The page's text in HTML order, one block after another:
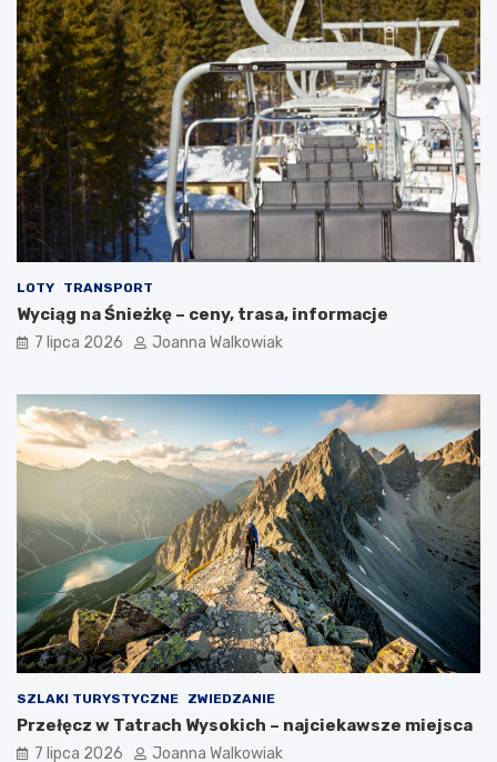
LOTY TRANSPORT
Wyciąg na Śnieżkę – ceny, trasa, informacje
7 lipca 2026 Joanna Walkowiak
SZLAKI TURYSTYCZNE ZWIEDZANIE
Przełęcz w Tatrach Wysokich – najciekawsze miejsca
7 lipca 2026 Joanna Walkowiak